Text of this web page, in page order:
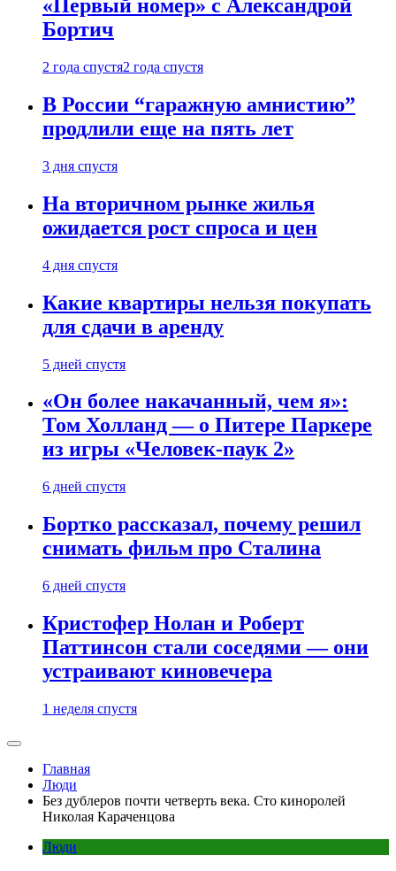
«Первый номер» с Александрой
Бортич
2 года спустя2 года спустя
В России “гаражную амнистию”
продлили еще на пять лет
3 дня спустя
На вторичном рынке жилья
ожидается рост спроса и цен
4 дня спустя
Какие квартиры нельзя покупать
для сдачи в аренду
5 дней спустя
«Он более накачанный, чем я»:
Том Холланд — о Питере Паркере
из игры «Человек-паук 2»
6 дней спустя
Бортко рассказал, почему решил
снимать фильм про Сталина
6 дней спустя
Кристофер Нолан и Роберт
Паттинсон стали соседями — они
устраивают киновечера
1 неделя спустя
Главная
Люди
Без дублеров почти четверть века. Сто киноролей
Николая Караченцова
Люди